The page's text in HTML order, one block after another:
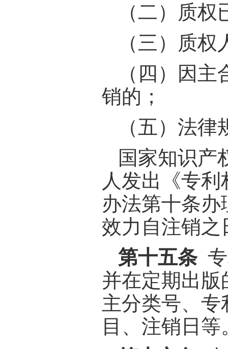
（二）质
（三）质
（四）因
销的；
（五）法
国家知识产
人发出《专
办法第十条
效力自注销之
第十五条专
并在定期出
主分类号、
目、注销日等